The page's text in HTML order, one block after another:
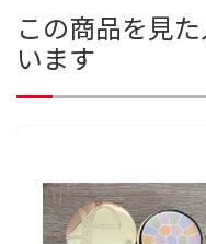
この商品を見
います